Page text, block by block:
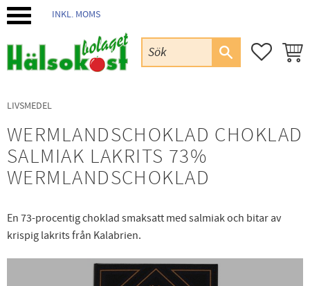
INKL. MOMS
LIVSMEDEL
WERMLANDSCHOKLAD CHOKLAD
SALMIAK LAKRITS 73%
WERMLANDSCHOKLAD
En 73-procentig choklad smaksatt med salmiak och bitar av
krispig lakrits från Kalabrien.